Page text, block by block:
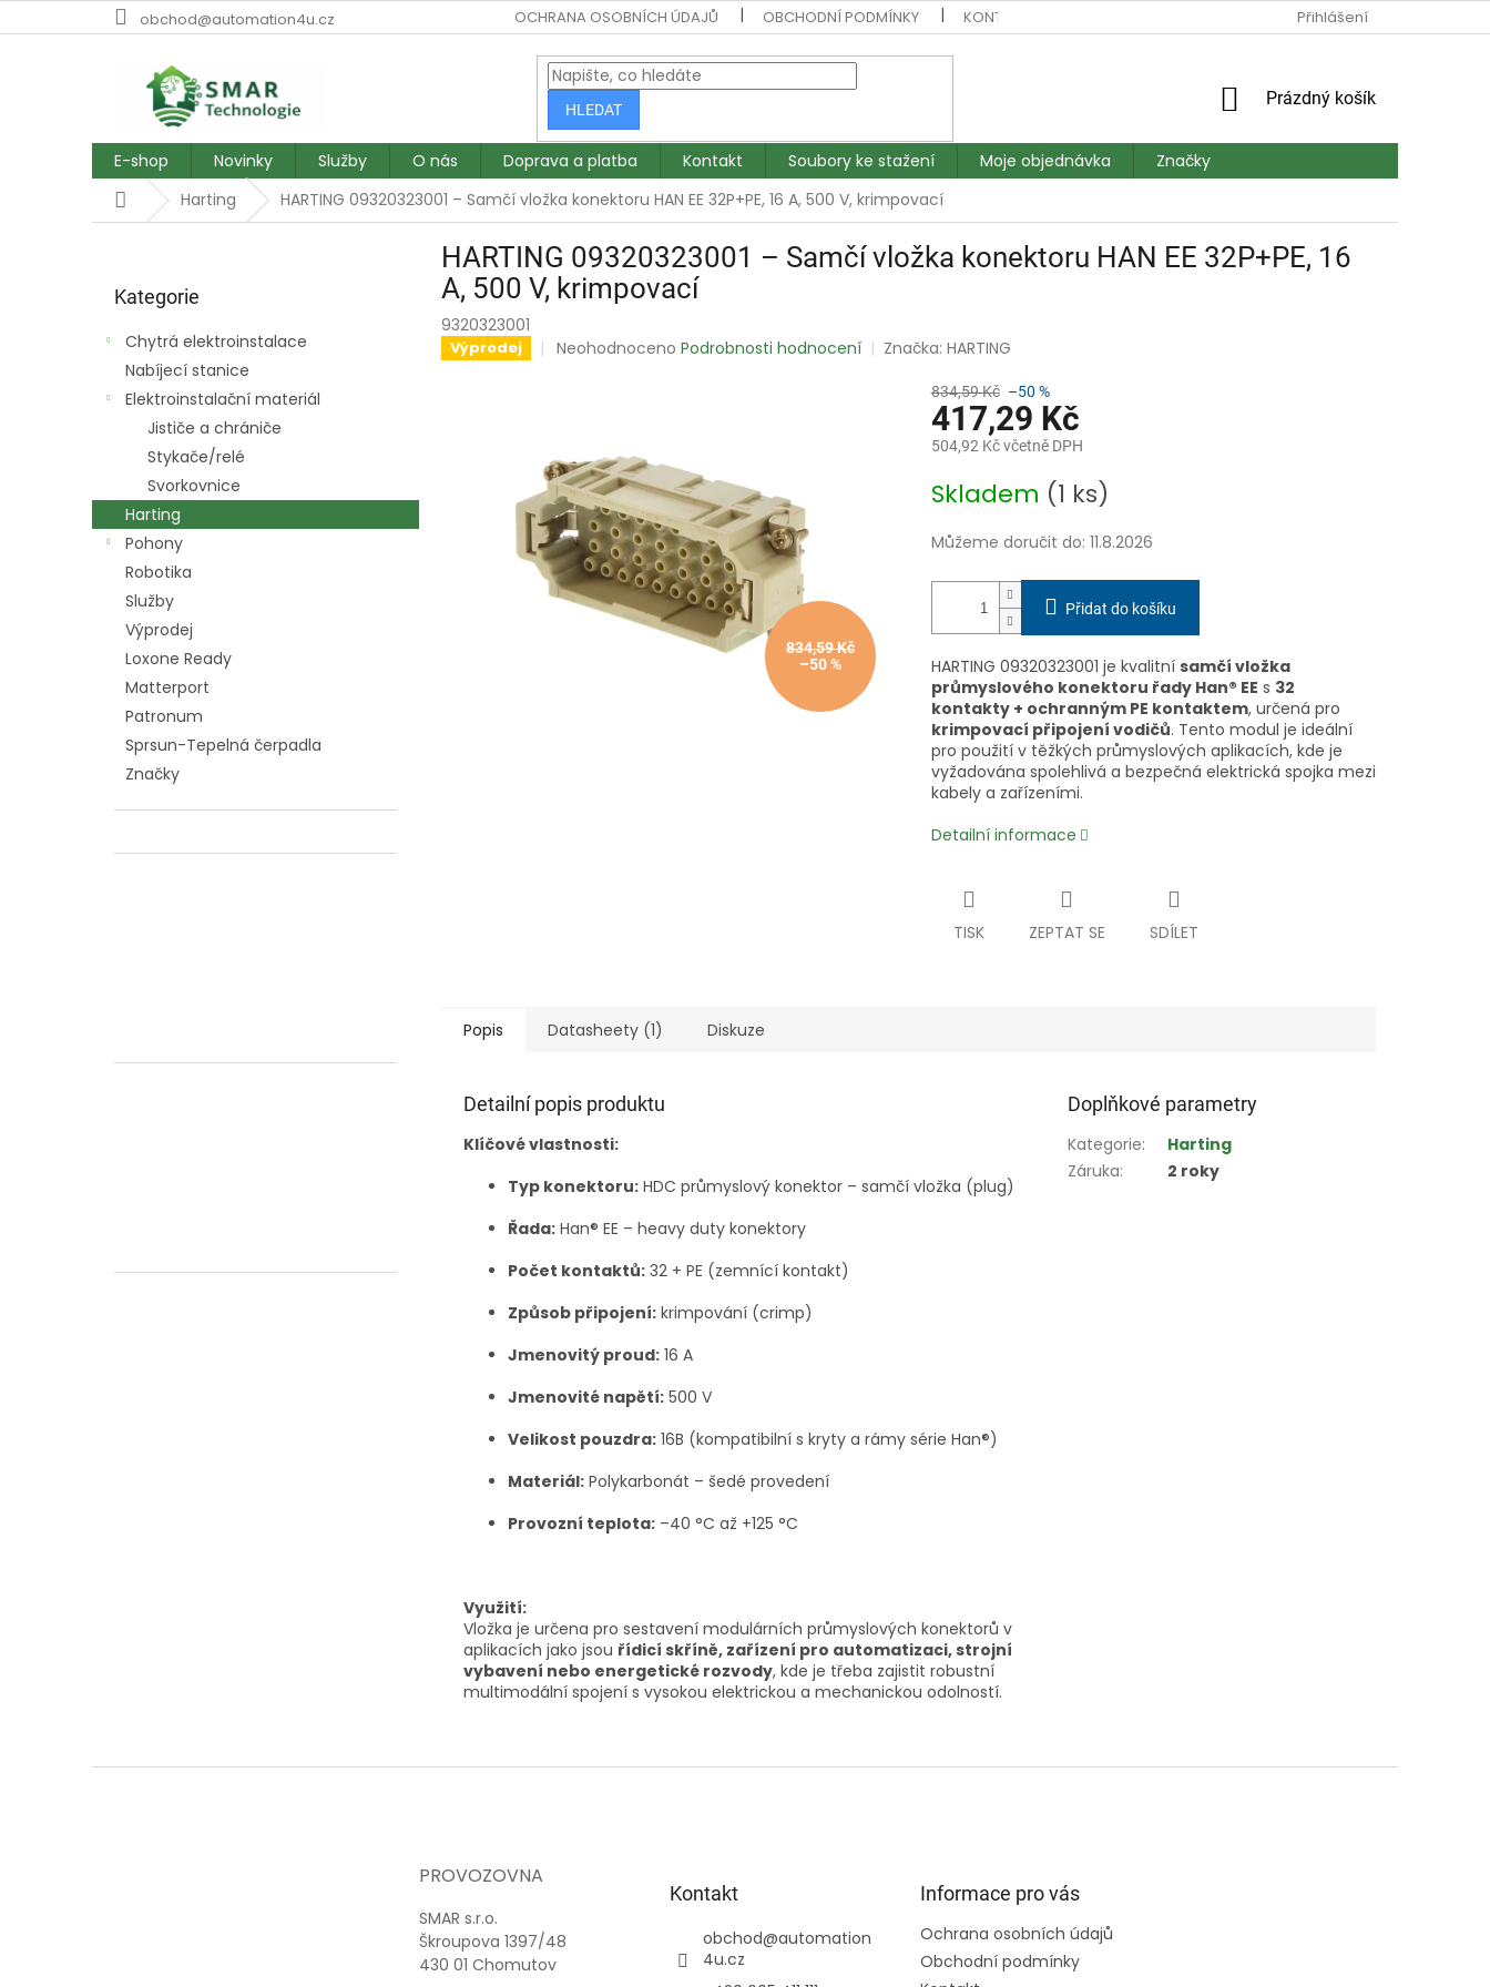
na
obchod@automation4u.cz OCHRANA OSOBNÍCH ÚDAJŮ OBCHODNÍ PODMÍNKY KONTAKT MAPA SERVERU
Přihlášení
HLEDAT
NÁKUPNÍ
Prázdný košík
E-shop Novinky Služby O nás Doprava a platba Kontakt Soubory ke stažení Moje objednávka
Značky
DomůHarting HARTING 09320323001 – Samčí vložka konektoru HAN EE 32P+PE, 16 A, 500 V, krimpovací
n
e
kategorie
Kategorie
Chytrá elektroinstalace
Nabíjecí stanice
Elektroinstalační materiál
Jističe a chrániče
Stykače/relé
Svorkovnice
Harting
Pohony
Robotika
Služby
Výprodej
Loxone Ready
Matterport
Patronum
Sprsun-Tepelná čerpadla
Značky
HARTING 09320323001 – Samčí vložka konektoru HAN EE 32P+PE, 16
A, 500 V, krimpovací
9320323001
Výprodej
Průměrné
5
hvězdiček.
Neohodnoceno Podrobnosti hodnocení Značka: HARTING
834,59 Kč
–50 %
834,59 Kč –50 %
417,29 Kč
504,92 Kč včetně DPH
cena:
Skladem (1 ks)
Můžeme doručit do: 11.8.2026
Přidat do košíku
HARTING 09320323001 je kvalitní samčí vložka
průmyslového konektoru řady Han® EE s 32
kontakty + ochranným PE kontaktem, určená pro
krimpovací připojení vodičů. Tento modul je ideální
pro použití v těžkých průmyslových aplikacích, kde je
vyžadována spolehlivá a bezpečná elektrická spojka mezi
kabely a zařízeními.
Detailní informace
TISK ZEPTAT SE SDÍLET
Popis Datasheety (1) Diskuze
Detailní popis produktu
Klíčové vlastnosti:
Typ konektoru: HDC průmyslový konektor – samčí vložka (plug)
Řada: Han® EE – heavy duty konektory
Počet kontaktů: 32 + PE (zemnící kontakt)
Způsob připojení: krimpování (crimp)
Jmenovitý proud: 16 A
Jmenovité napětí: 500 V
Velikost pouzdra: 16B (kompatibilní s kryty a rámy série Han®)
Materiál: Polykarbonát – šedé provedení
Provozní teplota: –40 °C až +125 °C
Využití:
Vložka je určena pro sestavení modulárních průmyslových konektorů v
aplikacích jako jsou řídicí skříně, zařízení pro automatizaci, strojní
vybavení nebo energetické rozvody, kde je třeba zajistit robustní
multimodální spojení s vysokou elektrickou a mechanickou odolností.
Doplňkové parametry
Kategorie:
Harting
Záruka: 2 roky
PROVOZOVNA
SMAR s.r.o.
Škroupova 1397/48
430 01 Chomutov
Kontakt
obchod@automation
4u.cz
Informace pro vás
Ochrana osobních údajů
Obchodní podmínky